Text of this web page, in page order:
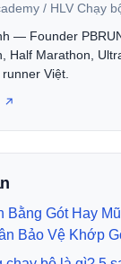
/ HLV Chạy
— Founder
Half Marathon,
Việt.
↗
Bằng Gót Hay
Bảo Vệ Khớp